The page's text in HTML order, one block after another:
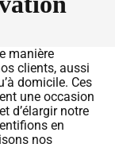
manière
clients, aussi
domicile. Ces
une occasion
d’élargir notre
en
nos